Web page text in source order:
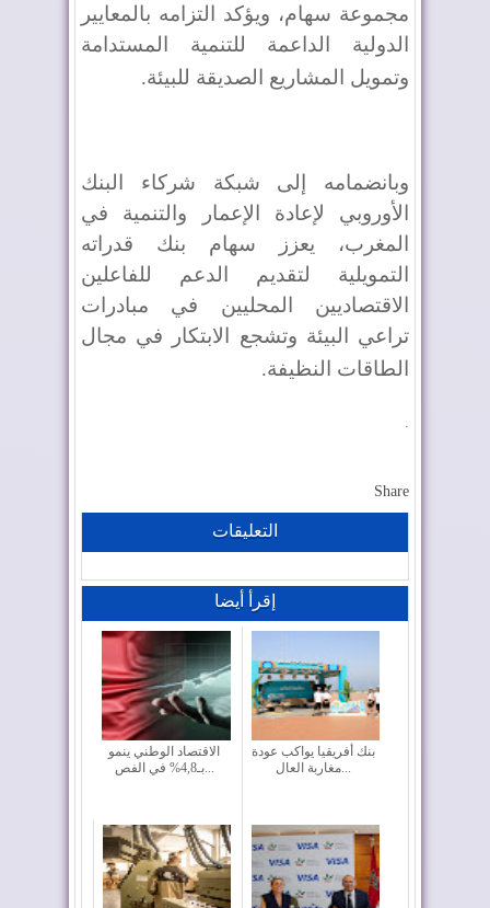
مجموعة سهام، ويؤكد التزامه بالمعايير
الدولية الداعمة للتنمية المستدامة
وتمويل المشاريع الصديقة للبيئة.
وبانضمامه إلى شبكة شركاء البنك
الأوروبي لإعادة الإعمار والتنمية في
المغرب، يعزز سهام بنك قدراته
التمويلية لتقديم الدعم للفاعلين
الاقتصاديين المحليين في مبادرات
تراعي البيئة وتشجع الابتكار في مجال
الطاقات النظيفة.
Share
التعليقات
إقرأ أيضا
الاقتصاد الوطني ينمو
بـ4,8% في الفص...
بنك أفريقيا يواكب عودة